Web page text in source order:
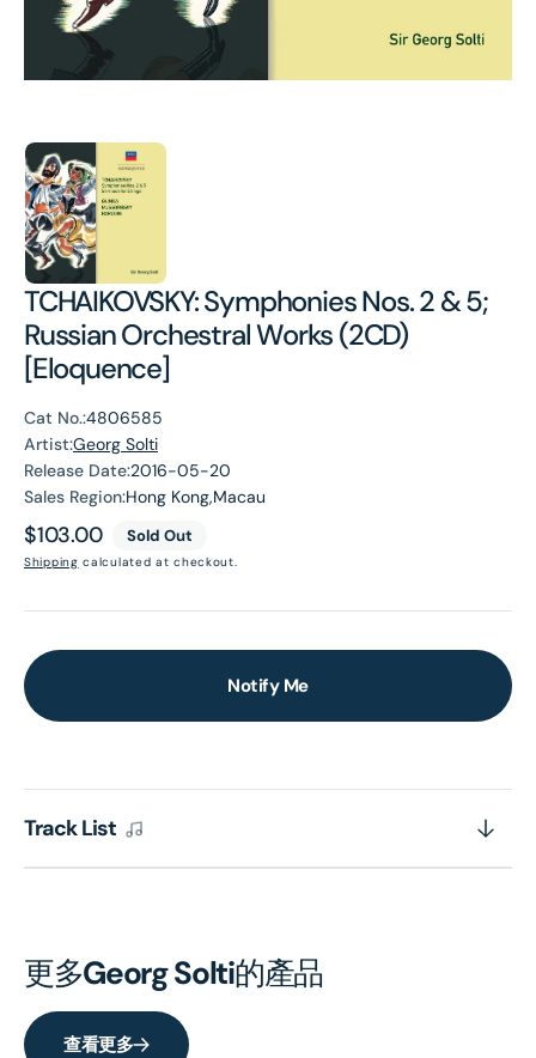
TCHAIKOVSKY: Symphonies Nos. 2 & 5;
Russian Orchestral Works (2CD)
[Eloquence]
Cat No.:4806585
Artist:Georg Solti
Release Date:2016-05-20
Sales Region:Hong Kong,Macau
Regular
price
$103.00 Sold Out
Shipping calculated at checkout.
Notify Me
Track List
更多Georg Solti的產品
查看更多